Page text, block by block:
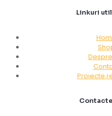
Linkuri
Proiecte
Contacte